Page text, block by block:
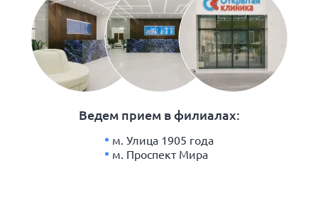
Ведем прием в филиалах:
м. Улица 1905 года
м. Проспект Мира